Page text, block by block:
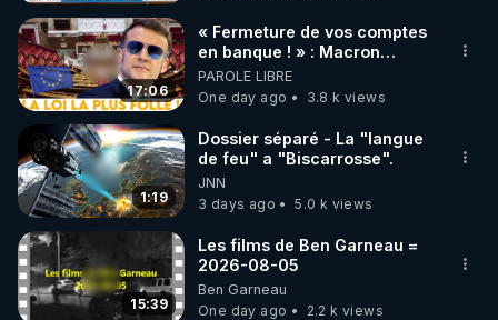
17:06
« Fermeture de vos comptes
en banque ! » : Macron
impose une loi folle !
PAROLE LIBRE
One day ago
3.8 k views
1:19
Dossier séparé - La "langue
de feu" a "Biscarrosse".
JNN
3 days ago
5.0 k views
15:39
Les films de Ben Garneau =
2026-08-05
Ben Garneau
One day ago
2.2 k views